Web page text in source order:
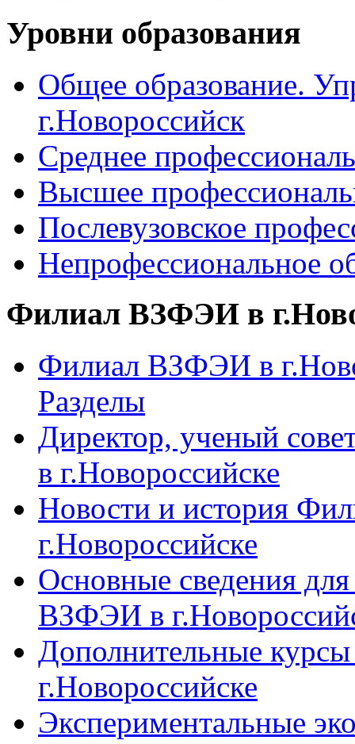
Уровни образования
Общее образование.
г.Новороссийск
Среднее
Высшее
Послевузовское
Непрофессиональное
Филиал ВЗФЭИ в
Филиал ВЗФЭИ в
Разделы
Директор, ученый
в г.Новороссийске
Новости и история
г.Новороссийске
Основные сведения
ВЗФЭИ в
Дополнительные
г.Новороссийске
Экспериментальные